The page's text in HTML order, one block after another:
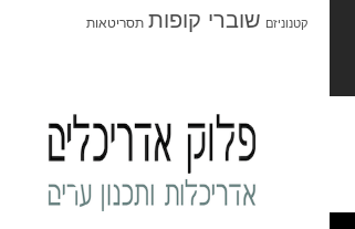
קטנוניזם שוברי קופות תסריטאות